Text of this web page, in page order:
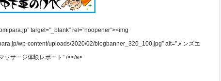
target=”_blank” rel=”noopener”><img
wp-content/uploads/2020/02/blogbanner_320_100.jpg” alt=”メンズエ
ッサージ体験レポート” /></a>